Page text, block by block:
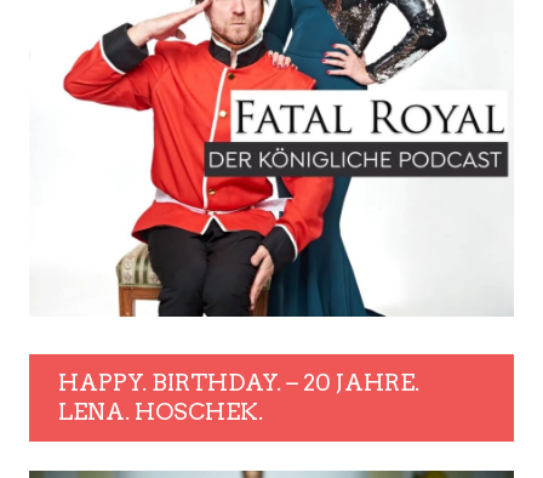
HAPPY. BIRTHDAY. – 20 JAHRE.
LENA. HOSCHEK.